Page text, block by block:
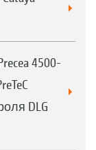
4500-
DLG